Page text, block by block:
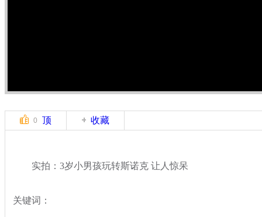
0 顶 收藏
实拍：3岁小男孩玩转斯诺克 让人惊呆
关键词：